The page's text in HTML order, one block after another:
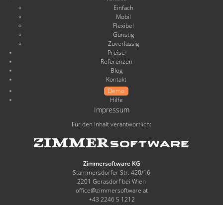
Einfach
Mobil
Flexibel
Günstig
Zuverlässig
Preise
Referenzen
Blog
Kontakt
Demo
Hilfe
Impressum
Für den Inhalt verantwortlich:
Zimmersoftware KG
Stammersdorfer Str. 420/16
2201 Gerasdorf bei Wien
office@zimmersoftware.at
+43 2246 5 1212